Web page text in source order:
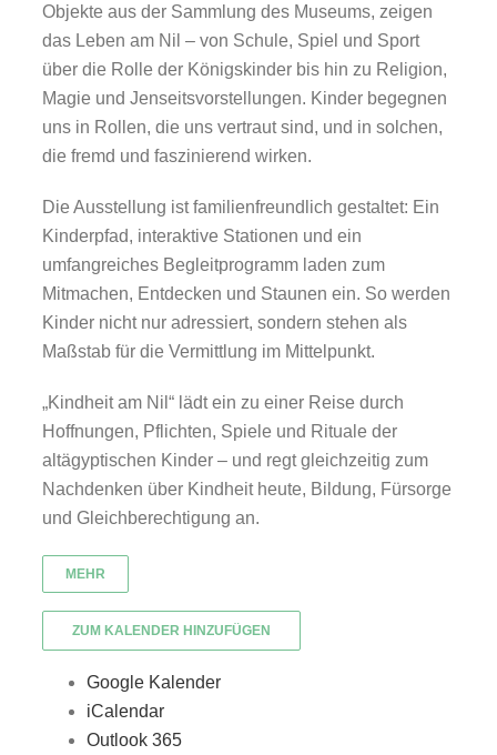
Objekte aus der Sammlung des Museums, zeigen
das Leben am Nil – von Schule, Spiel und Sport
über die Rolle der Königskinder bis hin zu Religion,
Magie und Jenseitsvorstellungen. Kinder begegnen
uns in Rollen, die uns vertraut sind, und in solchen,
die fremd und faszinierend wirken.
Die Ausstellung ist familienfreundlich gestaltet: Ein
Kinderpfad, interaktive Stationen und ein
umfangreiches Begleitprogramm laden zum
Mitmachen, Entdecken und Staunen ein. So werden
Kinder nicht nur adressiert, sondern stehen als
Maßstab für die Vermittlung im Mittelpunkt.
„Kindheit am Nil“ lädt ein zu einer Reise durch
Hoffnungen, Pflichten, Spiele und Rituale der
altägyptischen Kinder – und regt gleichzeitig zum
Nachdenken über Kindheit heute, Bildung, Fürsorge
und Gleichberechtigung an.
MEHR
ZUM KALENDER HINZUFÜGEN
Google Kalender
iCalendar
Outlook 365